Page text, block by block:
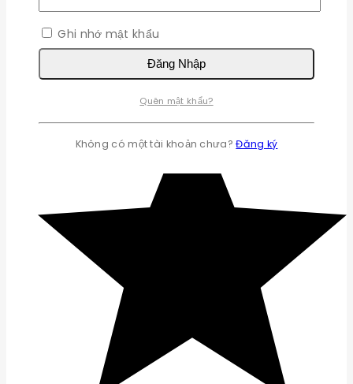
Ghi nhớ mật khẩu
Đăng Nhập
Quên mật khẩu?
Không có một tài khoản chưa?Đăng ký